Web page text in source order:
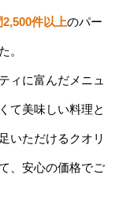
2,500件以上のパー
。
ィに富んだメニュ
て美味しい料理と
いただけるクオリ
、安心の価格でご